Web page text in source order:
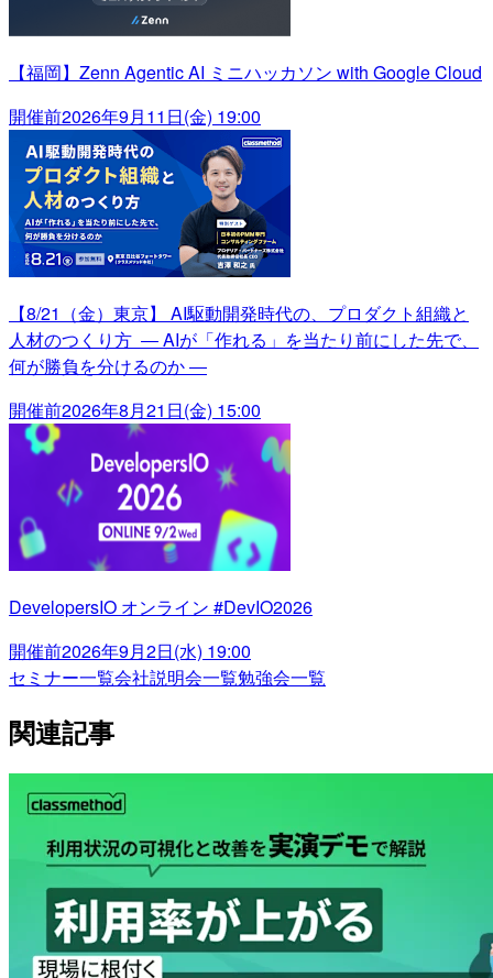
【福岡】Zenn Agentic AI ミニハッカソン with Google Cloud
開催前2026年9月11日(金) 19:00
【8/21（金）東京】 AI駆動開発時代の、プロダクト組織と
人材のつくり方 ― AIが「作れる」を当たり前にした先で、
何が勝負を分けるのか ―
開催前2026年8月21日(金) 15:00
DevelopersIO オンライン #DevIO2026
開催前2026年9月2日(水) 19:00
セミナー一覧会社説明会一覧勉強会一覧
関連記事